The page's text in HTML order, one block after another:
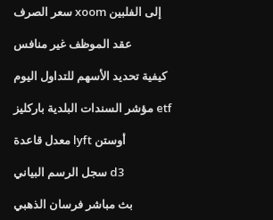
سعر الصرف xoom إلى الفلبين
عقد الموظف غير منافس
كيفية تحديد الأسهم للتداول اليوم
مؤشر السندات البلدية باركليز etf
معدل قاعدة lyft أوستن
سجل الرسم البياني d3
بث مباشر فرسان الذهبي